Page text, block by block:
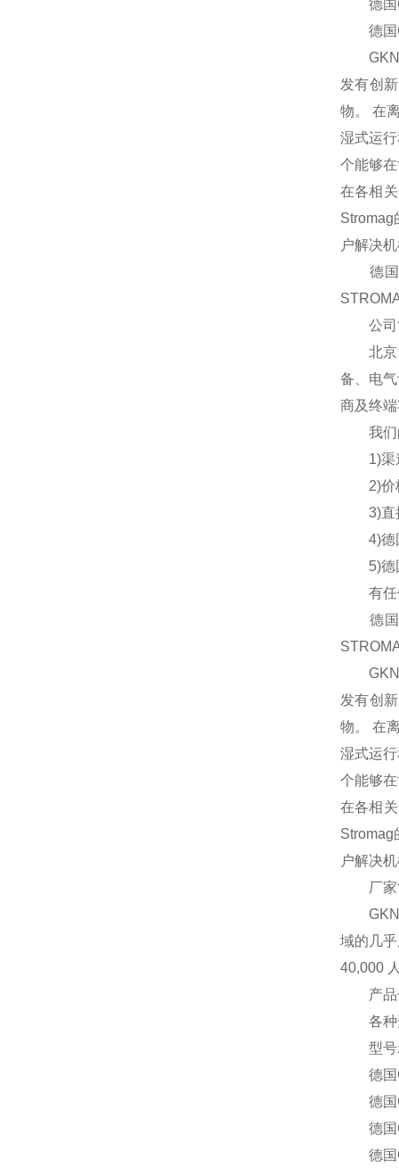
德国
德国
GKN
发有创
物。 在
湿式运
个能够
在各相
Stromag
户解决
德国
公司
北京汉
备、电
商及终
我们
1)渠道
2)价格
3)直接
4)德国
5)德国
有任何
德国
GKN
发有创
物。 在
湿式运
个能够
在各相
Stromag
户解决
厂家简
GKN
域的几
40,000
产品
各种开
型号
德国
德国
德国
德国